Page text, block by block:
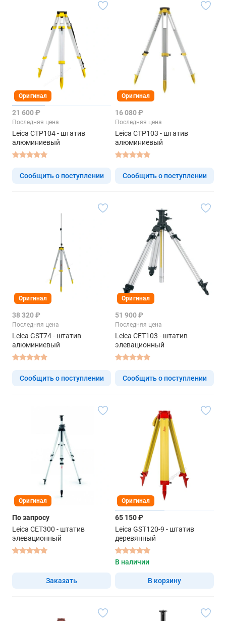
Оригинал
21 600 ₽
Последняя цена
Leica CTP104 - штатив
алюминиевый
Сообщить о поступлении
Оригинал
16 080 ₽
Последняя цена
Leica CTP103 - штатив
алюминиевый
Сообщить о поступлении
Оригинал
38 320 ₽
Последняя цена
Leica GST74 - штатив
алюминиевый
Сообщить о поступлении
Оригинал
51 900 ₽
Последняя цена
Leica CET103 - штатив
элевационный
Сообщить о поступлении
Оригинал
По запросу
Leica CET300 - штатив
элевационный
Заказать
Оригинал
65 150 ₽
Leica GST120-9 - штатив
деревянный
В наличии
В корзину